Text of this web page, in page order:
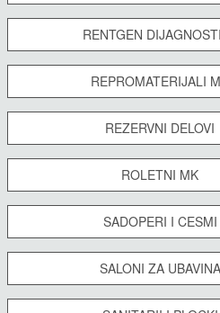
RENTGEN
REPROMATERIJALI
REZERVNI DELOVI
ROLETNI MK
SADOPERI I CESMI
SALONI ZA UBAVINA